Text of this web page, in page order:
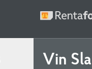
Vin